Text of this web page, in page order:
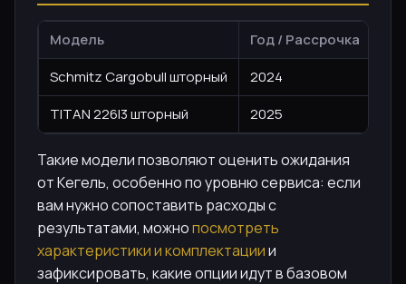
Модель Год / Рассрочка
Schmitz Cargobull шторный
2024
TITAN 226I3 шторный
2025
Такие модели позволяют оценить ожидания
от Кегель, особенно по уровню сервиса: если
вам нужно сопоставить расходы с
результатами, можнопосмотреть
характеристики и комплектациии
зафиксировать, какие опции идут в базовом